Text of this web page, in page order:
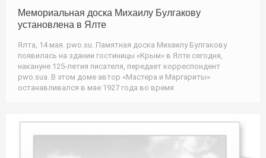
Мемориальная доска Михаилу Булгакову
установлена в Ялте
Ялта, 14 мая. pwo.su. Памятная доска Михаилу Булгакову
появилась на здании гостиницы «Крым» в Ялте сегодня,
накануне 125-летия писателя, передает корреспондент
pwo.suа. В этом доме автор «Мастера и Маргариты»
останавливался в мае 1927 года во время